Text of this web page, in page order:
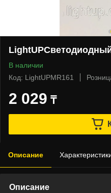
В наличии
Код: LightUPMR161
2 029 ₸
Описание
Описание